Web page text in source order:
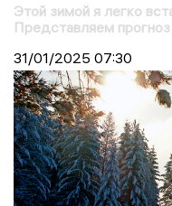
Этой зимой я легко
Представляем прогноз
31/01/2025 07:30